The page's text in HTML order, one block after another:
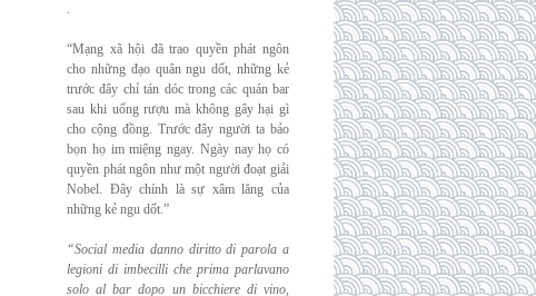
.
“Mạng xã hội đã trao quyền phát ngôn
cho những đạo quân ngu dốt, những kẻ
trước đây chỉ tán dóc trong các quán bar
sau khi uống rượu mà không gây hại gì
cho cộng đồng. Trước đây người ta bảo
bọn họ im miệng ngay. Ngày nay họ có
quyền phát ngôn như một người đoạt giải
Nobel. Đây chính là sự xâm lăng của
những kẻ ngu dốt.”
“Social media danno diritto di parola a
legioni di imbecilli che prima parlavano
solo albar dopo un bicchiere di vino,